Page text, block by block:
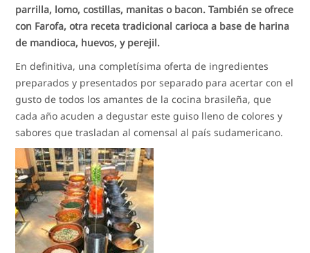
parrilla, lomo, costillas, manitas o bacon. También se ofrece
con Farofa, otra receta tradicional carioca a base de harina
de mandioca, huevos, y perejil.
En definitiva, una completísima oferta de ingredientes
preparados y presentados por separado para acertar con el
gusto de todos los amantes de la cocina brasileña, que
cada año acuden a degustar este guiso lleno de colores y
sabores que trasladan al comensal al país sudamericano.